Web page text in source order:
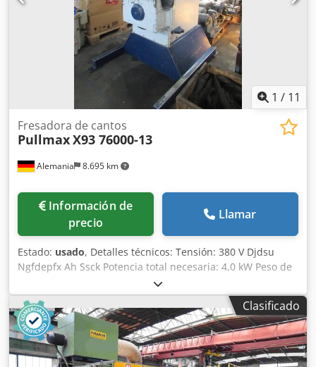
1 / 11
Alemania 8.695 km
Fresadora de cantos
PullmaxX93 76000-13
Información de
precio
Llamar
Estado: usado, Detalles técnicos: Tensión: 380 V Djdsu
Ngfdepfx Ah Ssck Potencia total necesaria: 4,0 kW Peso de
la máquina aprox.: 1270 kg Dimensiones L x A x A: 1,4 x 1,0
x 1,9 m Aplicación: Biselado de piezas en bruto circulares y
material plano -canto recto más pequeño = 3 mm -máx.
resistencia a la rotura del material = 70 kp/mm (690
N/mm²) -Velocidad máxima de avance con 10 mm de ancho
de biselado = 3,1 m/min. con 15 mm de ancho de biselado
Clasificado